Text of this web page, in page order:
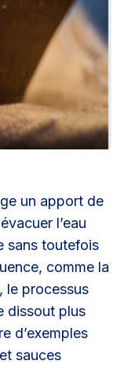
un apport de
l’eau
sans toutefois
comme la
le processus
dissout plus
d’exemples
sauces